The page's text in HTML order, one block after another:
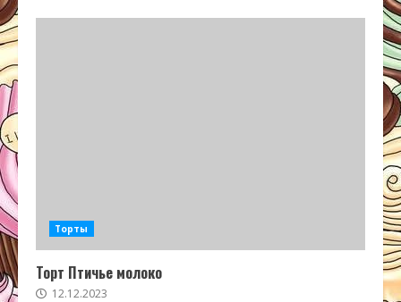
Торты
Торт Птичье молоко
12.12.2023